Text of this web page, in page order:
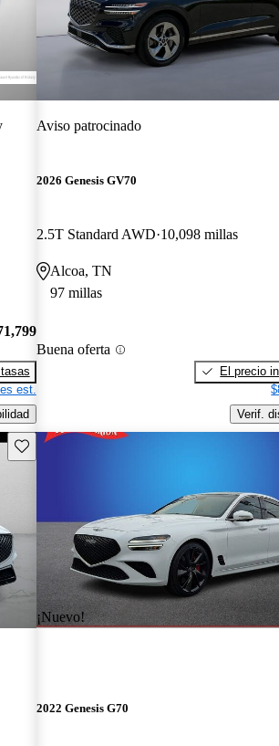
est.
Aviso patrocinado
2026 Genesis GV70
2.5T Standard AWD 10,098 millas
Alcoa, TN
97 millas
Buena oferta
El precio
Verif.
Guarda este Aviso
¡Nuevo!
2022 Genesis G70